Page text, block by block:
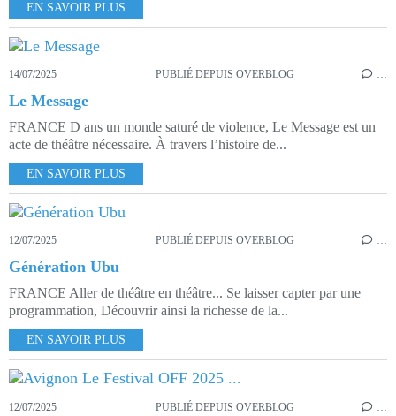
EN SAVOIR PLUS
14/07/2025 PUBLIÉ DEPUIS OVERBLOG …
Le Message
FRANCE D ans un monde saturé de violence, Le Message est un
acte de théâtre nécessaire. À travers l’histoire de...
EN SAVOIR PLUS
12/07/2025 PUBLIÉ DEPUIS OVERBLOG …
Génération Ubu
FRANCE Aller de théâtre en théâtre... Se laisser capter par une
programmation, Découvrir ainsi la richesse de la...
EN SAVOIR PLUS
12/07/2025 PUBLIÉ DEPUIS OVERBLOG